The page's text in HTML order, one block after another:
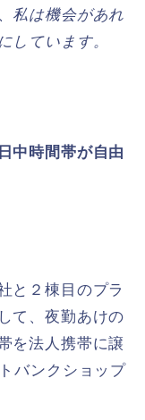
私は機会があれ
しています。
中時間帯が自由
と２棟目のプラ
て、夜勤あけの
を法人携帯に譲
バンクショップ